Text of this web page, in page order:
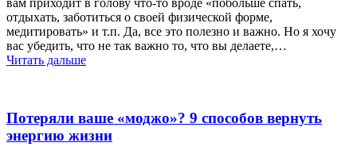
вам приходит в голову что-то вроде «побольше спать,
отдыхать, заботиться о своей физической форме,
медитировать» и т.п. Да, все это полезно и важно. Но я хочу
вас убедить, что не так важно то, что вы делаете,…
Читать дальше
Потеряли ваше «моджо»? 9 способов вернуть
энергию жизни